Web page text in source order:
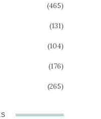
(465)
(131)
(104)
(176)
(265)